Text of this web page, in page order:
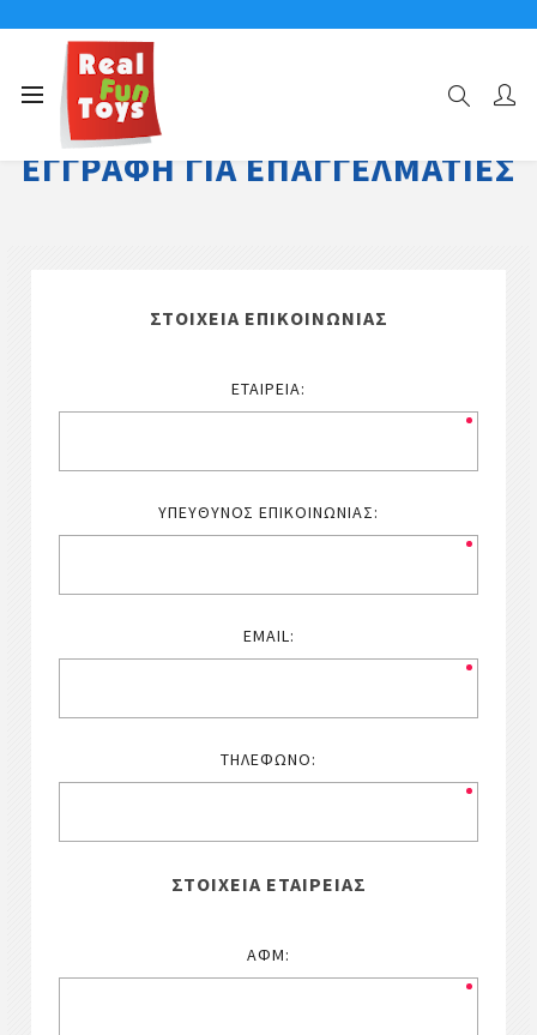
ΕΓΓΡΑΦΉ ΓΙΑ ΕΠΑΓΓΕΛΜΑΤΊΕΣ
ΣΤΟΙΧΕΊΑ ΕΠΙΚΟΙΝΩΝΊΑΣ
ΕΤΑΙΡΕΊΑ:
ΥΠΕΎΘΥΝΟΣ ΕΠΙΚΟΙΝΩΝΊΑΣ:
EMAIL:
ΤΗΛΈΦΩΝΟ:
ΣΤΟΙΧΕΊΑ ΕΤΑΙΡΕΊΑΣ
ΑΦΜ: